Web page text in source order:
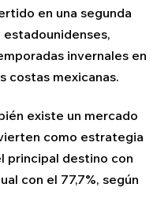
en una segunda
invernales en
costas mexicanas.
existe un mercado
como estrategia
principal destino con
con el 77,7%, según